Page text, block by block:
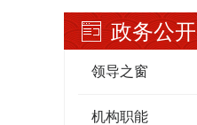
政务公开
领导之窗
机构职能